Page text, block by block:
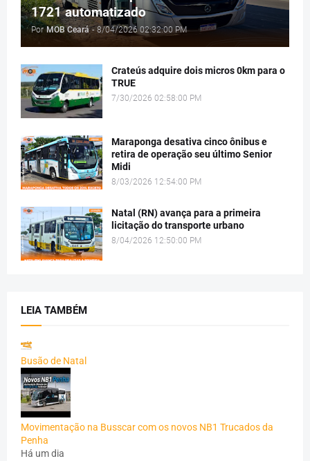
1721 automatizado
Por MOB Ceará - 8/04/2026 02:32:00 PM
Crateús adquire dois micros 0km para o
TRUE
7/30/2026 02:58:00 PM
Maraponga desativa cinco ônibus e
retira de operação seu último Senior
Midi
8/03/2026 12:54:00 PM
Natal (RN) avança para a primeira
licitação do transporte urbano
8/04/2026 12:50:00 PM
LEIA TAMBÉM
Busão de Natal
Movimentação na Busscar com os novos NB1 Trucados da
Penha
Há um dia